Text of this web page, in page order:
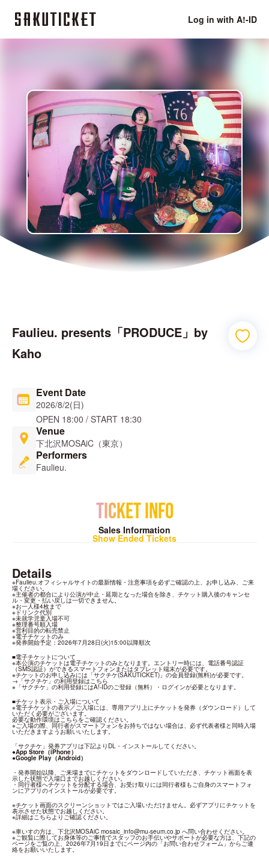
Log in with A!-ID
Faulieu. presents「PRODUCE」by
Kaho
Event Date
2026/8/2(日)
OPEN 18:00 / START 18:30
Venue
下北沢MOSAiC（東京）
Performers
Faulieu.
TICKET INFO
Sales Information
Show Ended Tickets
Details
※Faulieu.オフィシャルサイトの最新情報・注意事項を必ずご確認の上、お申し込み、ご来
場ください。
※主催者の都合により公演が中止・延期となった場合を除き、チケット購入後のキャンセ
ル・変更・払い戻しは一切できません。
※お一人様4枚まで
※ドリンク代別
※未就学児童入場不可
※整理番号順入場
※営利目的の転売禁止
※電子チケットのみ
※発券開始予定：2026年7月28日(火)15:00以降順次
■電子チケットについて
※本公演のチケットは電子チケットのみとなります。エントリー時には、電話番号認証
（SMS認証）ができるスマートフォンまたはタブレット端末が必要です。
※チケットのお申し込みには「サクチケ(SAKUTICKET)」の会員登録(無料)が必要です。
→「サクチケ」の利用登録はこちら
※「サクチケ」の利用登録にはA!-IDのご登録（無料）・ログインが必要となります。
■チケット表示・ご入場について
※電子チケットの表示／ご入場には、専用アプリ上にチケットを発券（ダウンロード）して
いただく必要がございます。
必要な動作環境はこちらをご確認ください。
※ご入場の際、同行者がスマートフォンをお持ちではない場合は、必ず代表者様と同時入場
いただきますようお願いいたします。
●App Store（iPhone）
●Google Play（Android）
・発券開始以降、ご来場までにチケットをダウンロードしていただき、チケット画面を表
示した状態で入場口までお越しください。
・同行者様へチケットを分配する場合、お受け取りには同行者様もご自身のスマートフォ
ンにアプリのインストールが必要です。
※チケット画面のスクリーンショットではご入場いただけません。必ずアプリにチケットを
表示させた状態でお越しください。
※詳細はこちらよりご確認ください。
※車いすの方は、下北沢MOSAiC mosaic_info@mu-seum.co.jp へ問い合わせください。
※ご観覧に際してお身体等のご事情でスタッフのお手伝いやサポートが必要な方は、下記の
ページをご覧の上、2026年7月19日までにページ内の「お問い合わせフォーム」からご連
絡をお願いいたします。